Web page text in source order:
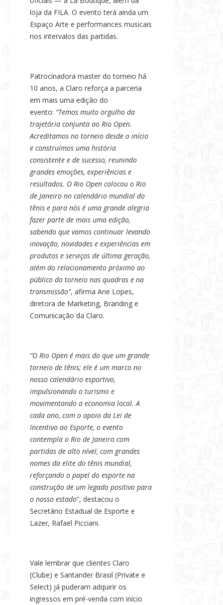
loja da FILA. O evento terá ainda um
Espaço Arte e performances musicais
nos intervalos das partidas.
Patrocinadora master do torneio há
10 anos, a Claro reforça a parceria
em mais uma edição do
evento: “Temos muito orgulho da
trajetória conjunta ao Rio Open.
Acreditamos no torneio desde o início
e construímos uma história
consistente e de sucesso, reunindo
grandes emoções, experiências e
resultados. O Rio Open colocou o Rio
de Janeiro no calendário mundial do
tênis e para nós é uma grande alegria
fazer parte de mais uma edição,
sabendo que vamos continuar levando
inovação, novidades e experiências em
produtos e serviços de última geração,
além do relacionamento próximo ao
público do torneio nas quadras e na
transmissão”, afirma Ane Lopes,
diretora de Marketing, Branding e
Comunicação da Claro.
“O Rio Open é mais do que um grande
torneio de tênis; ele é um marco no
nosso calendário esportivo,
impulsionando o turismo e
movimentando a economia local. A
cada ano, com o apoio da Lei de
Incentivo ao Esporte, o evento
contempla o Rio de Janeiro com
partidas de alto nível, com grandes
nomes da elite do tênis mundial,
reforçando o papel do esporte na
construção de um legado positivo para
o nosso estado“, destacou o
Secretário Estadual de Esporte e
Lazer, Rafael Picciani.
Vale lembrar que clientes Claro
(Clube) e Santander Brasil (Private e
Select) já puderam adquirir os
ingressos em pré-venda com início